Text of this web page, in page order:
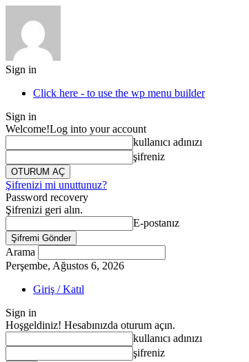
Sign in
Click here - to use the wp menu builder
Sign in
Welcome!Log into your account
kullanıcı adınızı
şifreniz
Şifrenizi mi unuttunuz?
Password recovery
Şifrenizi geri alın.
E-postanız
Arama
Perşembe, Ağustos 6, 2026
Giriş / Katıl
Sign in
Hoşgeldiniz! Hesabınızda oturum açın.
kullanıcı adınızı
şifreniz